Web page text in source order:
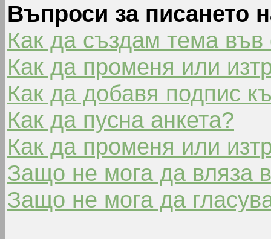
Въпроси за писането
Как да създам тема
Как да променя или
Как да добавя подпис
Как да пусна анкета?
Как да променя или
Защо не мога да вляза
Защо не мога да